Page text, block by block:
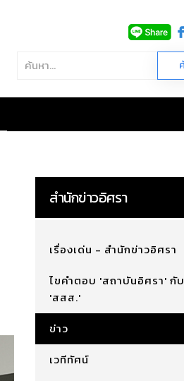
สำนักข่าวอิศรา
เรื่องเด่น - สำนักข่าวอิศรา
ไขคำตอบ 'สถาบันอิศรา' กับ
'สสส.'
ข่าว
เวทีทัศน์